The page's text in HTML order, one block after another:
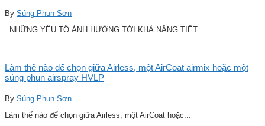
By Súng Phun Sơn
NHỮNG YẾU TỐ ẢNH HƯỞNG TỚI KHẢ NĂNG TIẾT...
Làm thế nào để chọn giữa Airless, một AirCoat airmix hoặc một
súng phun airspray HVLP
By Súng Phun Sơn
Làm thế nào để chọn giữa Airless, một AirCoat hoặc...